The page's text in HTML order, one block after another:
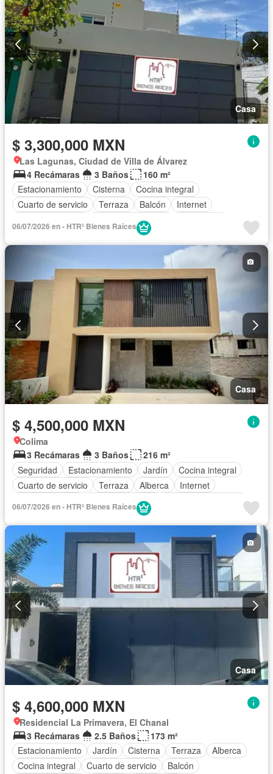
Casa
$ 3,300,000 MXN
Las Lagunas, Ciudad de Villa de Álvarez
4 Recámaras
3 Baños
160 m²
Estacionamiento
Cisterna
Cocina integral
Cuarto de servicio
Terraza Balcón
Internet
Aire acondicionado
Recámara con closet
Permite niños
Sin amueblar
06/07/2026 en - HTR² Bienes Raíces
Casa
$ 4,500,000 MXN
Colima
3 Recámaras
3 Baños
216 m²
Seguridad
Estacionamiento Jardín
Cocina integral
Cuarto de servicio
Terraza Alberca
Internet
Cocina equipada
Zonas verdes
Permite mascotas
Permite niños
06/07/2026 en - HTR² Bienes Raíces
Casa
$ 4,600,000 MXN
Residencial La Primavera, El Chanal
3 Recámaras
2.5 Baños
173 m²
Estacionamiento
Jardín Cisterna Terraza
Alberca
Cocina integral
Cuarto de servicio
Balcón